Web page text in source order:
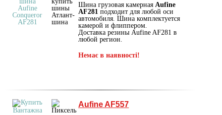
Шина грузовая камерная Aufine
AF281 подходит для любой оси
автомобиля. Шина комплектуется
камерой и флиппером.
Доставка резины Aufine AF281 в
любой регион.
Немає в наявності!
Aufine AF557